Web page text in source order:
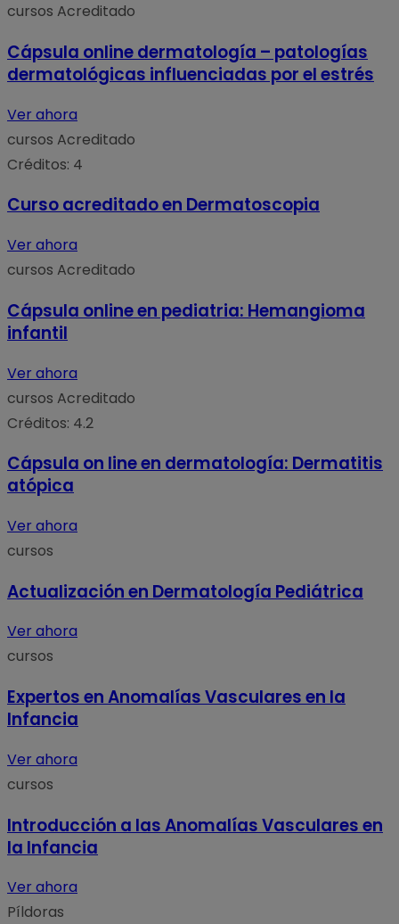
cursos Acreditado
Cápsula online dermatología – patologías
dermatológicas influenciadas por el estrés
Ver ahora
cursos Acreditado
Créditos: 4
Curso acreditado en Dermatoscopia
Ver ahora
cursos Acreditado
Cápsula online en pediatria: Hemangioma
infantil
Ver ahora
cursos Acreditado
Créditos: 4.2
Cápsula on line en dermatología: Dermatitis
atópica
Ver ahora
cursos
Actualización en Dermatología Pediátrica
Ver ahora
cursos
Expertos en Anomalías Vasculares en la
Infancia
Ver ahora
cursos
Introducción a las Anomalías Vasculares en
la Infancia
Ver ahora
Píldoras